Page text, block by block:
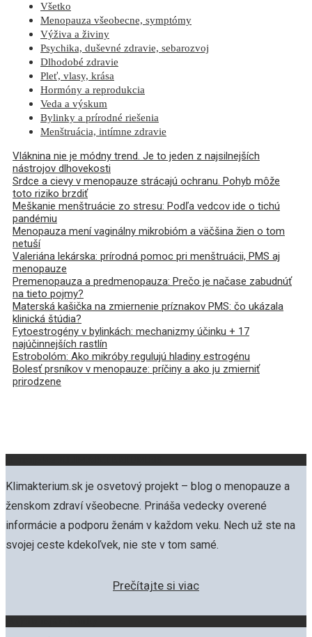
Všetko
Menopauza všeobecne, symptómy
Výživa a živiny
Psychika, duševné zdravie, sebarozvoj
Dlhodobé zdravie
Pleť, vlasy, krása
Hormóny a reprodukcia
Veda a výskum
Bylinky a prírodné riešenia
Menštruácia, intímne zdravie
Vláknina nie je módny trend. Je to jeden z najsilnejších
nástrojov dlhovekosti
Srdce a cievy v menopauze strácajú ochranu. Pohyb môže
toto riziko brzdiť
Meškanie menštruácie zo stresu: Podľa vedcov ide o tichú
pandémiu
Menopauza mení vaginálny mikrobióm a väčšina žien o tom
netuší
Valeriána lekárska: prírodná pomoc pri menštruácii, PMS aj
menopauze
Premenopauza a predmenopauza: Prečo je načase zabudnúť
na tieto pojmy?
Materská kašička na zmiernenie príznakov PMS: čo ukázala
klinická štúdia?
Fytoestrogény v bylinkách: mechanizmy účinku + 17
najúčinnejších rastlín
Estrobolóm: Ako mikróby regulujú hladiny estrogénu
Bolesť prsníkov v menopauze: príčiny a ako ju zmierniť
prirodzene
Klimakterium.sk je osvetový projekt – blog o menopauze a
ženskom zdraví všeobecne. Prináša vedecky overené
informácie a podporu ženám v každom veku. Nech už ste na
svojej ceste kdekoľvek, nie ste v tom samé.
Prečítajte si viac